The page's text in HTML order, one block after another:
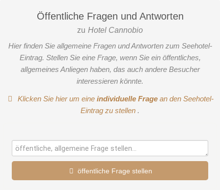
Öffentliche Fragen und Antworten
zu Hotel Cannobio
Hier finden Sie allgemeine Fragen und Antworten zum Seehotel-
Eintrag. Stellen Sie eine Frage, wenn Sie ein öffentliches,
allgemeines Anliegen haben, das auch andere Besucher
interessieren könnte.
Klicken Sie hier um eineindividuelle Frage an den Seehotel-
Eintrag zu stellen .
öffentliche Frage stellen